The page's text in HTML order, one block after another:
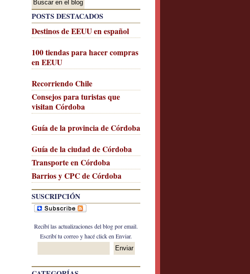
POSTS DESTACADOS
Destinos de EEUU en español
100 tiendas para hacer compras
en EEUU
Recorriendo Chile
Consejos para turistas que
visitan Córdoba
Guía de la provincia de Córdoba
Guía de la ciudad de Córdoba
Transporte en Córdoba
Barrios y CPC de Córdoba
SUSCRIPCIÓN
Recibí las actualizaciones del blog por email.
Escribí tu correo y hacé click en Enviar.